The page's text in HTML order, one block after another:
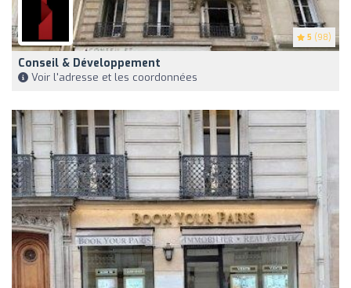
5 (98)
Conseil & Développement
Voir l'adresse et les coordonnées